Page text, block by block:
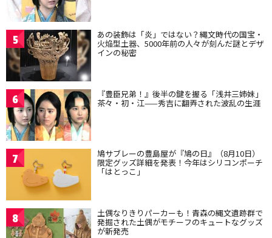
5 あの装飾は「炎」ではない？縄文時代の国宝・
火焔型土器、5000年前の人々が刻んだ謎とデザ
インの秘密
6 『豊臣兄弟！』後半の鍵を握る「浅井三姉妹」
茶々・初・江——秀吉に翻弄された波乱の生涯
7 鳩サブレーの豊島屋が『鳩の日』（8月10日）
限定グッズ詳細を発表！今年はシリコンポーチ
「はとっこ」
8 土偶なりきりパーカーも！青森の縄文遺跡群で
発掘された土偶がモチーフのキュートなグッズ
が新発売